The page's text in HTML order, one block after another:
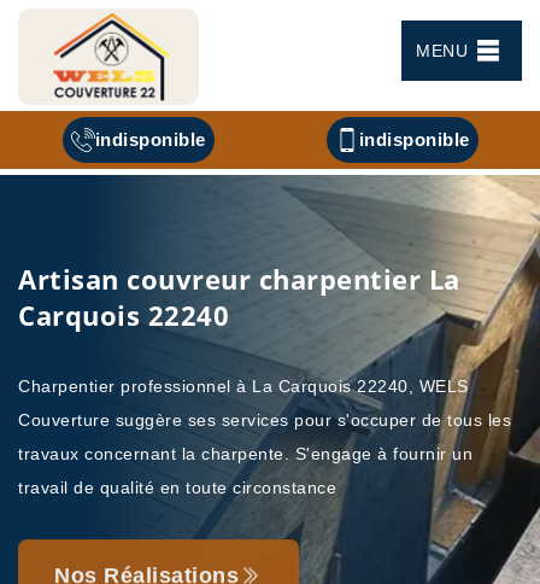
MENU
indisponible indisponible
Artisan couvreur charpentier La
Carquois 22240
Charpentier professionnel à La Carquois 22240, WELS
Couverture suggère ses services pour s'occuper de tous les
travaux concernant la charpente. S'engage à fournir un
travail de qualité en toute circonstance
Nos Réalisations